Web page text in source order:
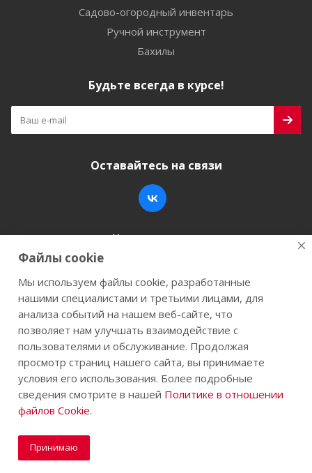
Садово-огородный инвентарь
Ручной инструмент
Бахилы
Будьте всегда в курсе!
Оставайтесь на связи
Наши контакты
+7 (846) 200-05-15
г. Самара, ул. Заводское шоссе, 17
2026 © Строй-К.рф. Сайт не является публичной
офертой.
Файлы cookie
Мы используем файлы cookie, разработанные
нашими специалистами и третьими лицами, для
анализа событий на нашем веб-сайте, что
позволяет нам улучшать взаимодействие с
пользователями и обслуживание. Продолжая
просмотр страниц нашего сайта, вы принимаете
условия его использования. Более подробные
сведения смотрите в нашей Политике в отношении
файлов Cookie.
Принимаю